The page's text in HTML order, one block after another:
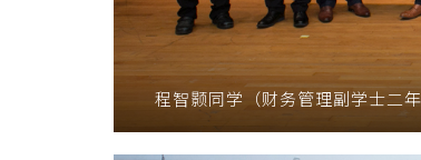
程智颢同学（财务管理副学士二